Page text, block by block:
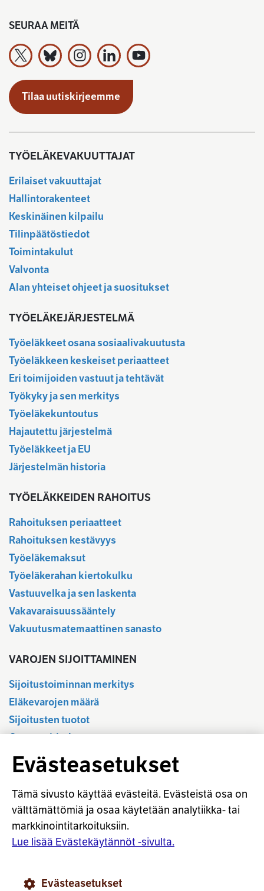
SEURAA MEITÄ
Työeläkevakuuttajat TELA ry X:ssä
Työeläkevakuuttajat TELA ry Bluesky:ssa
Työeläkevakuuttajat TELA ry
Työeläkevakuuttajat TELA ry
Työeläkevakuuttajat TELA ry
Tilaa uutiskirjeemme
TYÖELÄKEVAKUUTTAJAT
Erilaiset vakuuttajat
Hallintorakenteet
Keskinäinen kilpailu
Tilinpäätöstiedot
Toimintakulut
Valvonta
Alan yhteiset ohjeet ja suositukset
TYÖELÄKEJÄRJESTELMÄ
Työeläkkeet osana sosiaalivakuutusta
Työeläkkeen keskeiset periaatteet
Eri toimijoiden vastuut ja tehtävät
Työkyky ja sen merkitys
Työeläkekuntoutus
Hajautettu järjestelmä
Työeläkkeet ja EU
Järjestelmän historia
TYÖELÄKKEIDEN RAHOITUS
Rahoituksen periaatteet
Rahoituksen kestävyys
Työeläkemaksut
Työeläkerahan kiertokulku
Vastuuvelka ja sen laskenta
Vakavaraisuussääntely
Vakuutusmatemaattinen sanasto
VAROJEN SIJOITTAMINEN
Sijoitustoiminnan merkitys
Eläkevarojen määrä
Sijoitusten tuotot
Osavuositiedot
Tilastotietokanta
Sijoitustoiminnan sääntely
Vastuullinen sijoittaminen
Sijoitussanasto
Osaketuoton ennakointi
Evästeasetukset
Tämä sivusto käyttää evästeitä. Evästeistä osa on
välttämättömiä ja osaa käytetään analytiikka- tai
markkinointitarkoituksiin.
Lue lisää Evästekäytännöt -sivulta.
Evästeasetukset